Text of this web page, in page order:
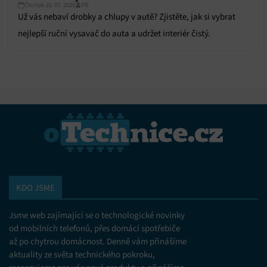
Čtvrtek 16. 07. 2026 PR
Už vás nebaví drobky a chlupy v autě? Zjistěte, jak si vybrat
nejlepší ruční vysavač do auta a udržet interiér čistý.
KDO JSME
Jsme web zajímající se o technologické novinky
od mobilních telefonů, přes domácí spotřebiče
až po chytrou domácnost. Denně vám přinášíme
aktuality ze světa technického pokroku,